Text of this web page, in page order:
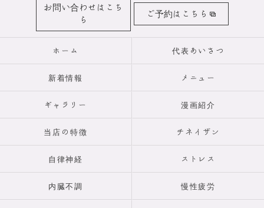
お問い合わせはこち
ら
ご予約はこちら
ホーム 代表あいさつ
新着情報 メニュー
ギャラリー 漫画紹介
当店の特徴 チネイザン
自律神経 ストレス
内臓不調 慢性疲労